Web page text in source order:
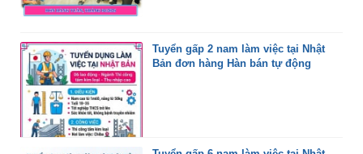
Tuyển gấp 2 nam làm việc tại Nhật
Bản đơn hàng Hàn bán tự động